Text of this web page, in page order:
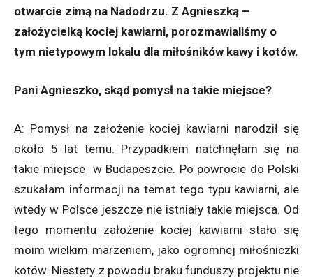
otwarcie zimą na Nadodrzu. Z Agnieszką –
założycielką kociej kawiarni, porozmawialiśmy o
tym nietypowym lokalu dla miłośników kawy i kotów.
Pani Agnieszko, skąd pomysł na takie miejsce?
A: Pomysł na założenie kociej kawiarni narodził się
około 5 lat temu. Przypadkiem natchnęłam się na
takie miejsce w Budapeszcie. Po powrocie do Polski
szukałam informacji na temat tego typu kawiarni, ale
wtedy w Polsce jeszcze nie istniały takie miejsca. Od
tego momentu założenie kociej kawiarni stało się
moim wielkim marzeniem, jako ogromnej miłośniczki
kotów. Niestety z powodu braku funduszy projektu nie